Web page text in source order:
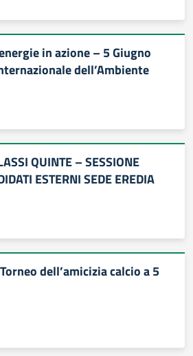
in azione – 5 Giugno
dell’Ambiente
QUINTE – SESSIONE
ESTERNI SEDE EREDIA
dell’amicizia calcio a 5